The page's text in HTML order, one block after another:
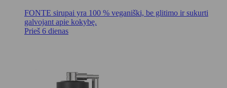
FONTE sirupai yra 100 % veganiški, be glitimo ir sukurti
galvojant apie kokybę.
Prieš 6 dienas